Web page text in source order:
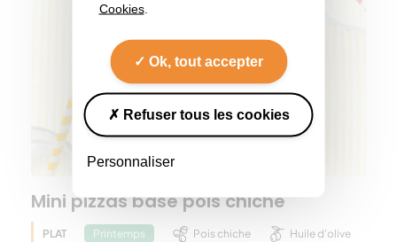
Cookies.
Ok, tout accepter
Refuser tous les cookies
Personnaliser
Mini pizzas base pois chiche
PLAT Printemps Pois chiche
Huile d'olive